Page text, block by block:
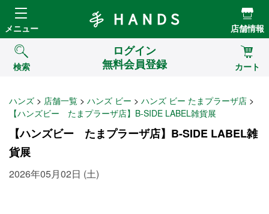
Hands ハンズ
メニュー 店舗情報
検索
ログイン
無料会員登録
カート
ハンズ 店舗一覧 ハンズ ビー
ハンズ ビー たまプラーザ店
【ハンズビー たまプラーザ店】B-SIDE LABEL雑貨展
【ハンズビー たまプラーザ店】B-SIDE LABEL雑
貨展
2026年05月02日 (土)